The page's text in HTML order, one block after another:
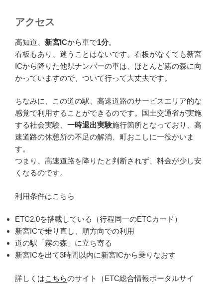
アクセス
高知道、 新宮ICから車で1分。
看板もあり、迷うことはないです。看板がなくても新宮
ICから降りた他県ナンバーの車は、ほとんど霧の森に向
かっていますので、ついて行って大丈夫です。
ちなみに、この道の駅、高速道路のサービスエリア的な
感覚で利用することができるのです。国土交通省が実施
する社会実験、 一時退出実験施行箇所となっており、高
速道路の休憩所の不足の解消、町おこしに一役かいま
す。
つまり、 高速道路を降りたと判断されず、料金が少し安
くなるのです。
利用条件はこちら
ETC2.0を搭載している（行程同一のETCカード）
新宮ICで乗り直し、順方向での利用
道の駅「霧の森」に立ち寄る
新宮ICを出て3時間以内に新宮ICから乗りなおす
詳しくはこちらのサイト（ETC総合情報ポータルサイ